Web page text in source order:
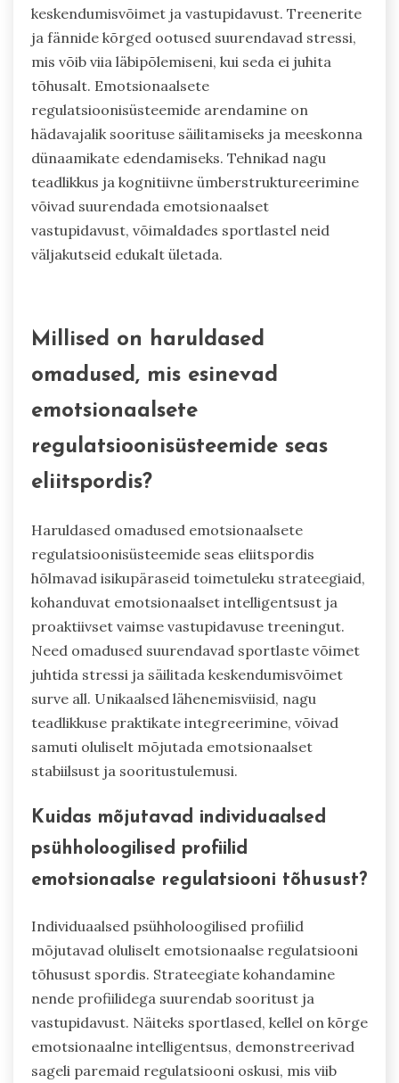
keskendumisvõimet ja vastupidavust. Treenerite
ja fännide kõrged ootused suurendavad stressi,
mis võib viia läbipõlemiseni, kui seda ei juhita
tõhusalt. Emotsionaalsete
regulatsioonisüsteemide arendamine on
hädavajalik soorituse säilitamiseks ja meeskonna
dünaamikate edendamiseks. Tehnikad nagu
teadlikkus ja kognitiivne ümberstruktureerimine
võivad suurendada emotsionaalset
vastupidavust, võimaldades sportlastel neid
väljakutseid edukalt ületada.
Millised on haruldased
omadused, mis esinevad
emotsionaalsete
regulatsioonisüsteemide seas
eliitspordis?
Haruldased omadused emotsionaalsete
regulatsioonisüsteemide seas eliitspordis
hõlmavad isikupäraseid toimetuleku strateegiaid,
kohanduvat emotsionaalset intelligentsust ja
proaktiivset vaimse vastupidavuse treeningut.
Need omadused suurendavad sportlaste võimet
juhtida stressi ja säilitada keskendumisvõimet
surve all. Unikaalsed lähenemisviisid, nagu
teadlikkuse praktikate integreerimine, võivad
samuti oluliselt mõjutada emotsionaalset
stabiilsust ja sooritustulemusi.
Kuidas mõjutavad individuaalsed
psühholoogilised profiilid
emotsionaalse regulatsiooni tõhusust?
Individuaalsed psühholoogilised profiilid
mõjutavad oluliselt emotsionaalse regulatsiooni
tõhusust spordis. Strateegiate kohandamine
nende profiilidega suurendab sooritust ja
vastupidavust. Näiteks sportlased, kellel on kõrge
emotsionaalne intelligentsus, demonstreerivad
sageli paremaid regulatsiooni oskusi, mis viib